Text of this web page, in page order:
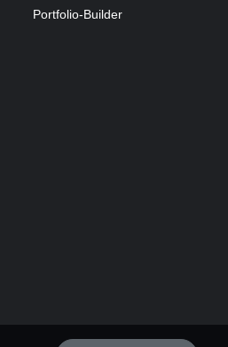
Portfolio-Builder